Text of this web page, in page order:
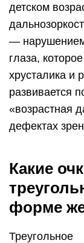
детском
—
глаза,
хрусталика и
развивается
«возрастная
дефектах
Какие
форме
Треугольное